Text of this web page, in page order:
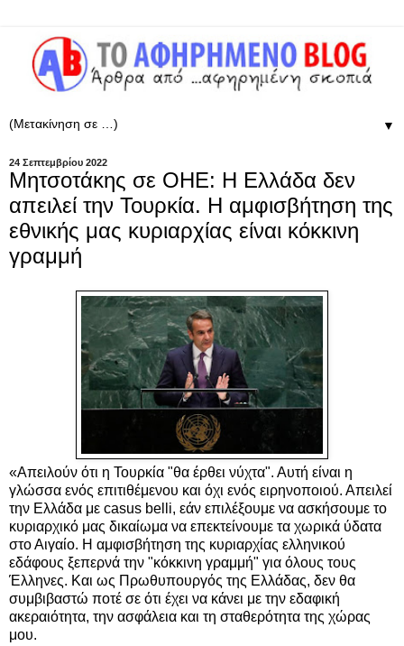
▼
24 Σεπτεμβρίου 2022
Μητσοτάκης σε ΟΗΕ: Η Ελλάδα δεν
απειλεί την Τουρκία. Η αμφισβήτηση της
εθνικής μας κυριαρχίας είναι κόκκινη
γραμμή
«Απειλούν ότι η Τουρκία "θα έρθει νύχτα". Αυτή είναι η
γλώσσα ενός επιτιθέμενου και όχι ενός ειρηνοποιού. Απειλεί
την Ελλάδα με casus belli, εάν επιλέξουμε να ασκήσουμε το
κυριαρχικό μας δικαίωμα να επεκτείνουμε τα χωρικά ύδατα
στο Αιγαίο. Η αμφισβήτηση της κυριαρχίας ελληνικού
εδάφους ξεπερνά την "κόκκινη γραμμή" για όλους τους
Έλληνες. Και ως Πρωθυπουργός της Ελλάδας, δεν θα
συμβιβαστώ ποτέ σε ότι έχει να κάνει με την εδαφική
ακεραιότητα, την ασφάλεια και τη σταθερότητα της χώρας
μου.